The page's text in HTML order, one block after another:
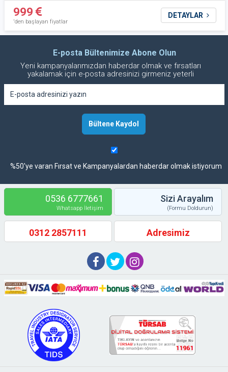
999
'den başlayan fiyatlar
DETAYLAR
E-posta Bültenimize Abone Olun
Yeni kampanyalarımızdan haberdar olmak ve fırsatları
yakalamak için e-posta adresinizi girmeniz yeterli
%50'ye varan Fırsat ve Kampanyalardan haberdar olmak istiyorum
0536 6777661
Whatsapp İletişim
Sizi Arayalım
(Formu Doldurun)
0312 2857111 Adresimiz